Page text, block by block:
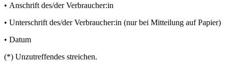
• Anschrift des/der Verbraucher:in
• Unterschrift des/der Verbraucher:in (nur bei Mitteilung auf Papier)
• Datum
(*) Unzutreffendes streichen.